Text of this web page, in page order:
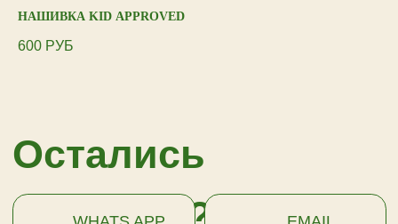
НАШИВКА KID APPROVED
600 РУБ